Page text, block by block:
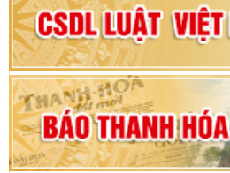
Đại hội Đảng bộ xã
nhiệm kỳ 2025 - 2030
Khai mạc Kỳ họp bất
hội khóa XV
Phiên thảo luận Kỳ
Thanh Hóa khóa XVIII,